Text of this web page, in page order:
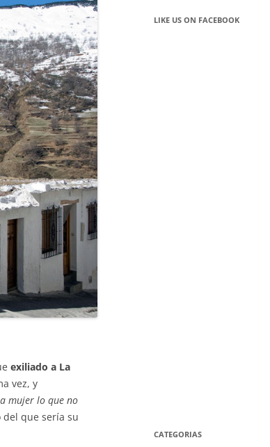
exiliado a La
vez, y
mujer lo que no
que sería su
LIKE US ON FACEBOOK
CATEGORIAS